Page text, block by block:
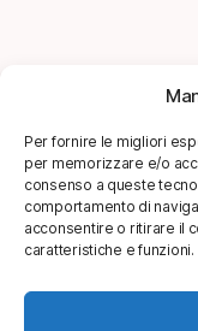
Per fornire le migliori
per memorizzare e/o
consenso a queste
comportamento di
acconsentire o ritirare il
caratteristiche e funzioni.